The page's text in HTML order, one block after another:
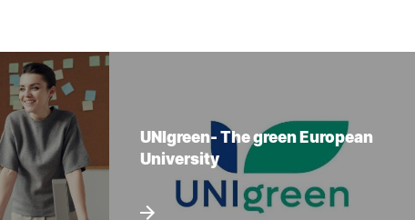
UNIgreen- The green European
University